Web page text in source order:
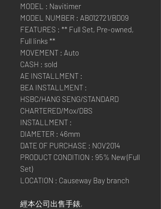
MODEL : Navitimer
MODEL NUMBER : AB012721/BD09
FEATURES : ** Full Set, Pre-owned,
Full links **
MOVEMENT : Auto
CASH : sold
AE INSTALLMENT :
BEA INSTALLMENT :
HSBC/HANG SENG/STANDARD
CHARTERED/Mox/DBS
INSTALLMENT :
DIAMETER : 46mm
DATE OF PURCHASE : NOV2014
PRODUCT CONDITION : 95% New (Full
Set)
LOCATION : Causeway Bay branch
經本公司出售手錶,